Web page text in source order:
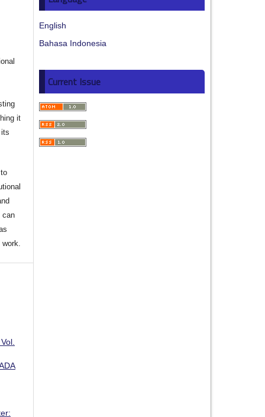
it
can
English
Bahasa Indonesia
Current Issue